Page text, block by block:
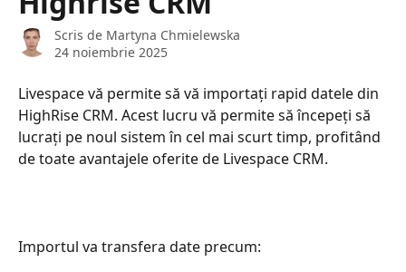
Scris de Martyna Chmielewska
24 noiembrie 2025
Livespace vă permite să vă importați rapid datele din
HighRise CRM. Acest lucru vă permite să începeți să
lucrați pe noul sistem în cel mai scurt timp, profitând
de toate avantajele oferite de Livespace CRM.
Importul va transfera date precum: